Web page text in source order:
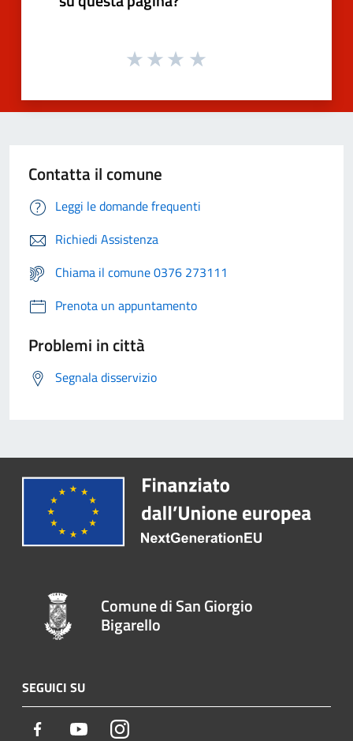
Contatta il comune
Leggi le domande frequenti
Richiedi Assistenza
Chiama il comune 0376 273111
Prenota un appuntamento
Problemi in città
Segnala disservizio
Comune di San Giorgio
Bigarello
SEGUICI SU
Facebook YoutubeInstagram